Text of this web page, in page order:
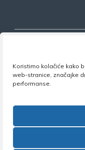
Koristimo kolačiće kako
web-stranice, značajke
performanse.
Nezavisni
obrazovanja
Adresa: Florijana
+385 1